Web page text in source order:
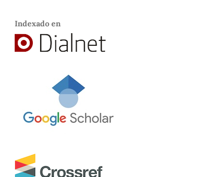
Indexado en